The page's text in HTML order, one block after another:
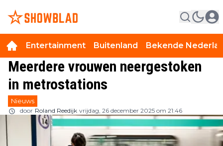
Entertainment Buitenland Bekende
Meerdere vrouwen neergestoken
in metrostations
Nieuws
door Roland Reedijk vrijdag, 26 december 2025 om 21:46